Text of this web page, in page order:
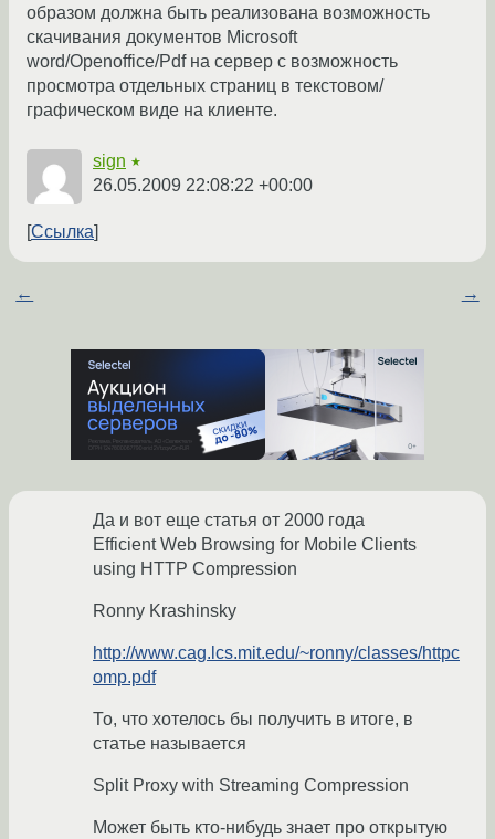
образом должна быть реализована возможность
скачивания документов Microsoft
word/Openoffice/Pdf на сервер с возможность
просмотра отдельных страниц в текстовом/
графическом виде на клиенте.
sign ★
26.05.2009 22:08:22 +00:00
Ссылка
← →
Да и вот еще статья от 2000 года
Efficient Web Browsing for Mobile Clients
using HTTP Compression
Ronny Krashinsky
http://www.cag.lcs.mit.edu/~ronny/classes/httpc
omp.pdf
То, что хотелось бы получить в итоге, в
статье называется
Split Proxy with Streaming Compression
Может быть кто-нибудь знает про открытую